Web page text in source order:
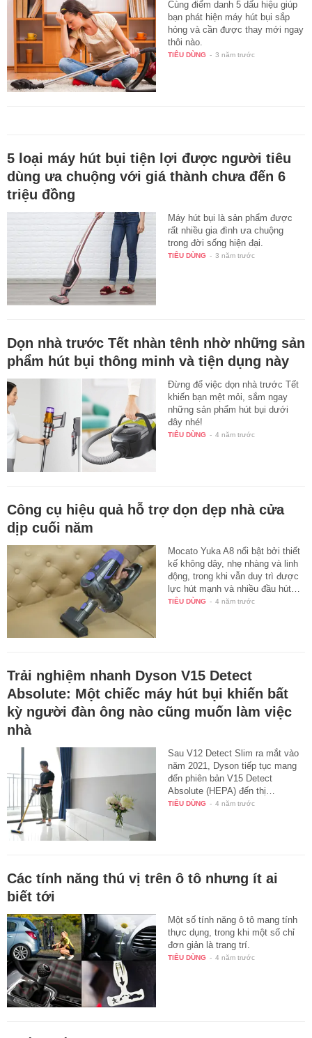
Cùng điểm danh 5 dấu hiệu giúp
bạn phát hiện máy hút bụi sắp
hỏng và cần được thay mới ngay
thôi nào.
TIÊU DÙNG - 3 năm trước
5 loại máy hút bụi tiện lợi được người tiêu
dùng ưa chuộng với giá thành chưa đến 6
triệu đồng
Máy hút bụi là sản phẩm được
rất nhiều gia đình ưa chuộng
trong đời sống hiện đại.
TIÊU DÙNG - 3 năm trước
Dọn nhà trước Tết nhàn tênh nhờ những sản
phẩm hút bụi thông minh và tiện dụng này
Đừng để việc dọn nhà trước Tết
khiến bạn mệt mỏi, sắm ngay
những sản phẩm hút bụi dưới
đây nhé!
TIÊU DÙNG - 4 năm trước
Công cụ hiệu quả hỗ trợ dọn dẹp nhà cửa
dịp cuối năm
Mocato Yuka A8 nổi bật bởi thiết
kế không dây, nhẹ nhàng và linh
động, trong khi vẫn duy trì được
lực hút mạnh và nhiều đầu hút…
TIÊU DÙNG - 4 năm trước
Trải nghiệm nhanh Dyson V15 Detect
Absolute: Một chiếc máy hút bụi khiến bất
kỳ người đàn ông nào cũng muốn làm việc
nhà
Sau V12 Detect Slim ra mắt vào
năm 2021, Dyson tiếp tục mang
đến phiên bản V15 Detect
Absolute (HEPA) đến thị…
TIÊU DÙNG - 4 năm trước
Các tính năng thú vị trên ô tô nhưng ít ai
biết tới
Một số tính năng ô tô mang tính
thực dụng, trong khi một số chỉ
đơn giản là trang trí.
TIÊU DÙNG - 4 năm trước